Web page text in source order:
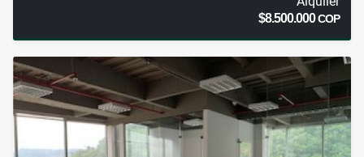
$8.500.000COP